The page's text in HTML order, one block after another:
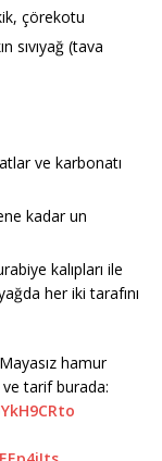
çörekotu
sıvıyağ (tava
ve karbonatı
kadar un
kalıpları ile
her iki tarafını
hamur
ve tarif burada: